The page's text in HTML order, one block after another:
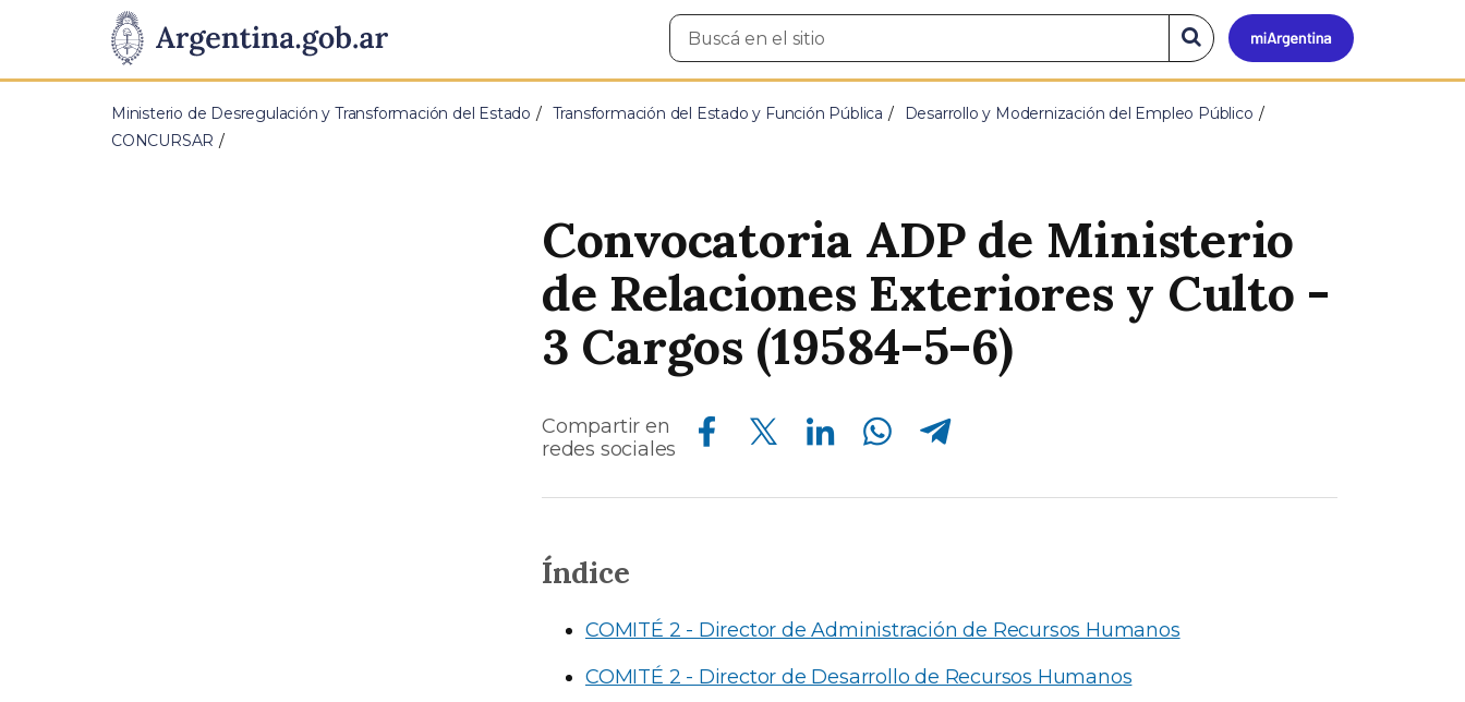
Presidencia
de
Pasar al contenido principal
Mi
Buscar
en
Buscar
en
el
sitio
Ministerio de Desregulación y Transformación del Estado Transformación del Estado y Función Pública
Desarrollo y Modernización del Empleo Público
CONCURSAR
Convocatoria ADP de Ministerio
de Relaciones Exteriores y Culto -
3 Cargos (19584-5-6)
Compartir en
redes sociales
Compartir en Facebook Compartir en Twitter Compartir en Linkedin Compartir en Whatsapp Compartir en Telegram
Índice
COMITÉ 2 - Director de Administración de Recursos Humanos
COMITÉ 2 - Director de Desarrollo de Recursos Humanos